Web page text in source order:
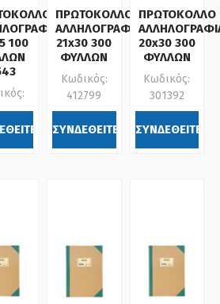
100
ΠΡΩΤΟΚΟΛΛΟ
ΑΛΛΗΛΟΓΡΑΦΙΑΣ
21x30 300
ΦΥΛΛΩΝ
Κωδικός:
412799
ΣΥΝΔΕΘΕΙΤΕ
ΠΡΩΤΟΚΟΛΛΟ
20x30 300
ΦΥΛΛΩΝ
Κωδικός:
301392
ΣΥΝΔΕΘΕΙΤΕ